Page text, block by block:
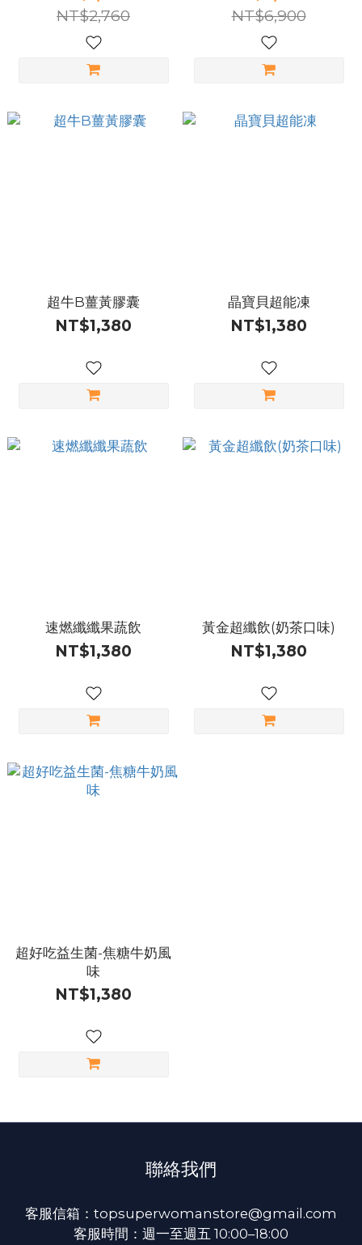
配
NT$2,760
NT$6,900
超牛B薑黃膠囊
NT$1,380
晶寶貝超能凍
NT$1,380
速燃纖纖果蔬飲
NT$1,380
黃金超纖飲(奶茶口味)
NT$1,380
超好吃益生菌-焦糖牛奶風
味
NT$1,380
聯絡我們
客服信箱：topsuperwomanstore@gmail.com
客服時間：週一至週五 10:00–18:00